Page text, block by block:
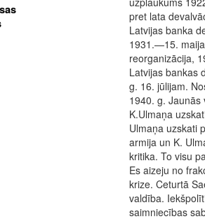
pret lata
Latvijas banka
1931.—15.
reorganizācija,
Latvijas bankas
g. 16. jūlijam.
1940. g.
K.Ulmaņa
Ulmaņa uzskati
armija un K.
kritika. To visu
Es aizeju no
krize. Ceturtā
valdība.
saimniecības